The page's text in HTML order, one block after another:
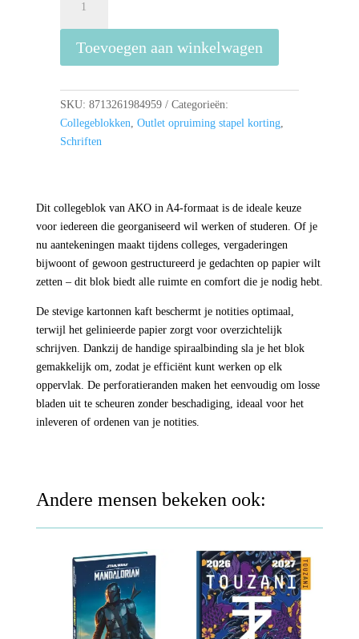
-
AKO
5
aantal
Toevoegen aan winkelwagen
SKU: 8713261984959
Categorieën:
Collegeblokken, Outlet opruiming stapel korting,
Schriften
Dit collegeblok van AKO in A4-formaat is de ideale keuze
voor iedereen die georganiseerd wil werken of studeren. Of je
nu aantekeningen maakt tijdens colleges, vergaderingen
bijwoont of gewoon gestructureerd je gedachten op papier wilt
zetten – dit blok biedt alle ruimte en comfort die je nodig hebt.
De stevige kartonnen kaft beschermt je notities optimaal,
terwijl het gelinieerde papier zorgt voor overzichtelijk
schrijven. Dankzij de handige spiraalbinding sla je het blok
gemakkelijk om, zodat je efficiënt kunt werken op elk
oppervlak. De perforatieranden maken het eenvoudig om losse
bladen uit te scheuren zonder beschadiging, ideaal voor het
inleveren of ordenen van je notities.
Andere mensen bekeken ook: